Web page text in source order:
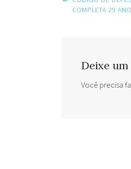
navigation
COMPLETA 29
Deixe
Você precisa